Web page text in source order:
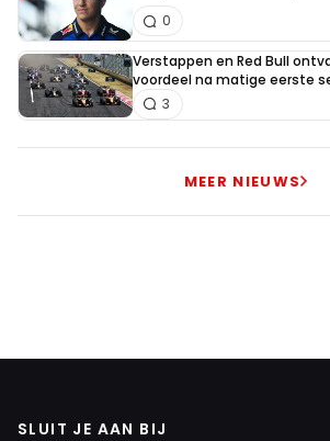
0
Verstappen en Red Bull
voordeel na matige eerste
3
MEER NIEUWS
SLUIT JE AAN BIJ